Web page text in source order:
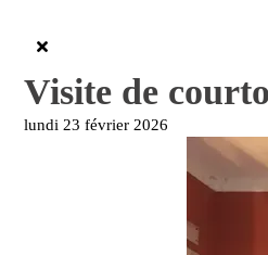
Visite de
lundi 23 février 2026